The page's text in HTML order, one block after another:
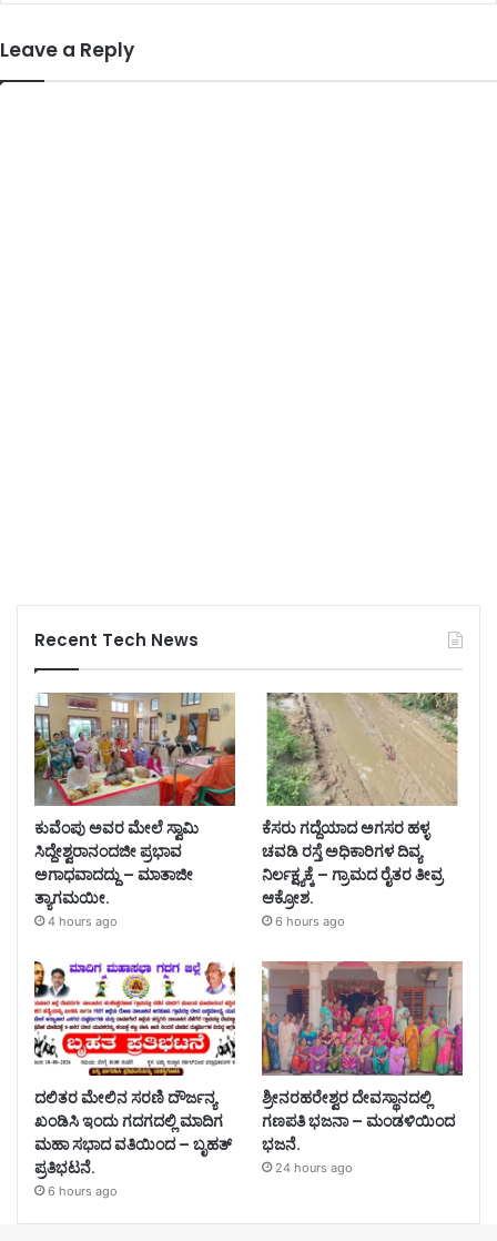
Leave a Reply
Recent Tech News
ಕುವೆಂಪು ಅವರ ಮೇಲೆ ಸ್ವಾಮಿ
ಸಿದ್ದೇಶ್ವರಾನಂದಜೀ ಪ್ರಭಾವ
ಅಗಾಧವಾದದ್ದು – ಮಾತಾಜೀ
ತ್ಯಾಗಮಯೀ.
4 hours ago
ಕೆಸರು ಗದ್ದೆಯಾದ ಅಗಸರ ಹಳ್ಳ
ಚವಡಿ ರಸ್ತೆ ಅಧಿಕಾರಿಗಳ ದಿವ್ಯ
ನಿರ್ಲಕ್ಷ್ಯಕ್ಕೆ – ಗ್ರಾಮದ ರೈತರ ತೀವ್ರ
ಆಕ್ರೋಶ.
6 hours ago
ದಲಿತರ ಮೇಲಿನ ಸರಣಿ ದೌರ್ಜನ್ಯ
ಖಂಡಿಸಿ ಇಂದು ಗದಗದಲ್ಲಿ ಮಾದಿಗ
ಮಹಾ ಸಭಾದ ವತಿಯಿಂದ – ಬೃಹತ್
ಪ್ರತಿಭಟನೆ.
6 hours ago
ಶ್ರೀನರಹರೇಶ್ವರ ದೇವಸ್ಥಾನದಲ್ಲಿ
ಗಣಪತಿ ಭಜನಾ – ಮಂಡಳಿಯಿಂದ
ಭಜನೆ.
24 hours ago